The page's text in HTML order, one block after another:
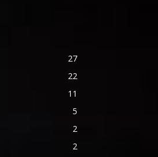
27
22
11
5
2
2